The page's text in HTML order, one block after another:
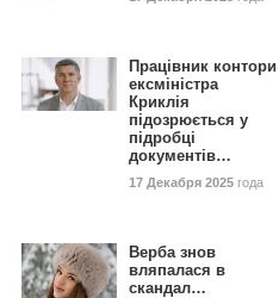
Працівник контори
ексміністра
Криклія
підозрюється у
підробці
документів…
17 Декабря 2025 года
Верба знов
вляпалася в
скандал…